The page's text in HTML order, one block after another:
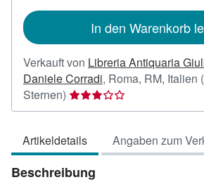
In den Warenkorb
Verkauft von Libreria Antiquaria
Daniele Corradi, Roma, RM, Italien
Sternen) Verkäuferbewertung
3
5
Sternen
Artikeldetails Angaben zum
Beschreibung